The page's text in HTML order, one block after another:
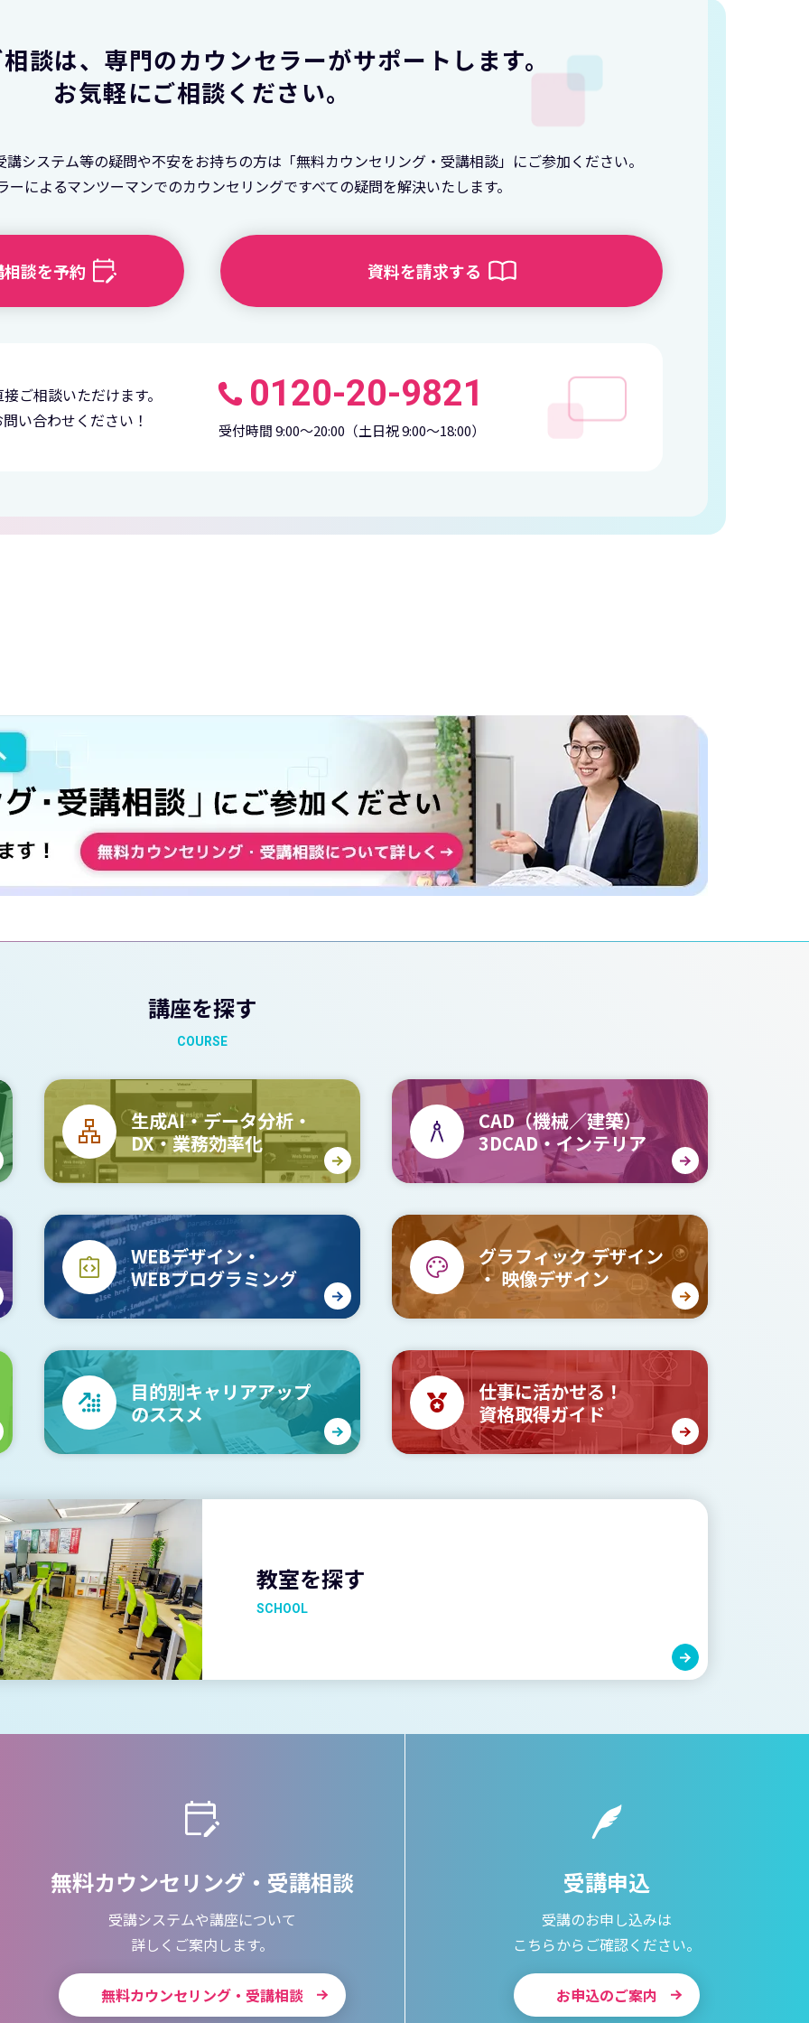
談は、 専門のカウンセラーがサポートします。
お気軽にご相談ください。
システム等の疑問や不安をお持ちの方は「無料カウンセリング・受講相談」にご参加ください。
ーによるマンツーマンでのカウンセリングですべての疑問を解決いたします。
談を予約 資料を請求する
ご相談いただけます。
い合わせください！
0120-20-9821
受付時間 9:00〜20:00 （土日祝 9:00〜18:00）
講座を探す
COURSE
生成AI・データ分析・
DX・業務効率化
CAD（機械／建築）
3DCAD・インテリア
WEBデザイン・
WEBプログラミング
グラフィックデザイン
・ 映像デザイン
目的別キャリアアップ
のススメ
仕事に活かせる！
資格取得ガイド
教室を探す
SCHOOL
無料カウンセリング・受講相談
受講システムや講座について
詳しくご案内します。
無料カウンセリング・受講相談
受講申込
受講のお申し込みは
こちらからご確認ください。
お申込のご案内